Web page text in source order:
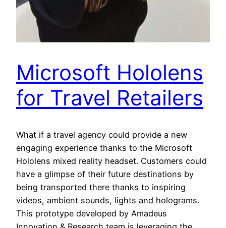
Microsoft Hololens
for Travel Retailers
What if a travel agency could provide a new
engaging experience thanks to the Microsoft
Hololens mixed reality headset. Customers could
have a glimpse of their future destinations by
being transported there thanks to inspiring
videos, ambient sounds, lights and holograms.
This prototype developed by Amadeus